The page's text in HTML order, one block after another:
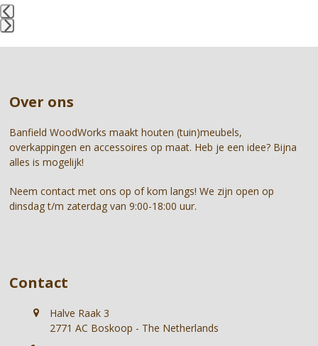
first
slide
Over ons
Banfield WoodWorks maakt houten (tuin)meubels,
overkappingen en accessoires op maat. Heb je een idee? Bijna
alles is mogelijk!
Neem contact met ons op of kom langs! We zijn open op
dinsdag t/m zaterdag van 9:00-18:00 uur.
Contact
Halve Raak 3
2771 AC Boskoop - The Netherlands